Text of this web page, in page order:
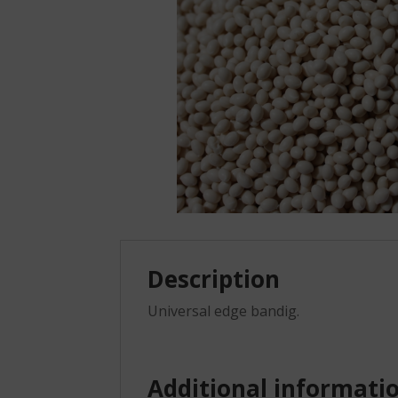
Description
Universal edge bandig.
Additional